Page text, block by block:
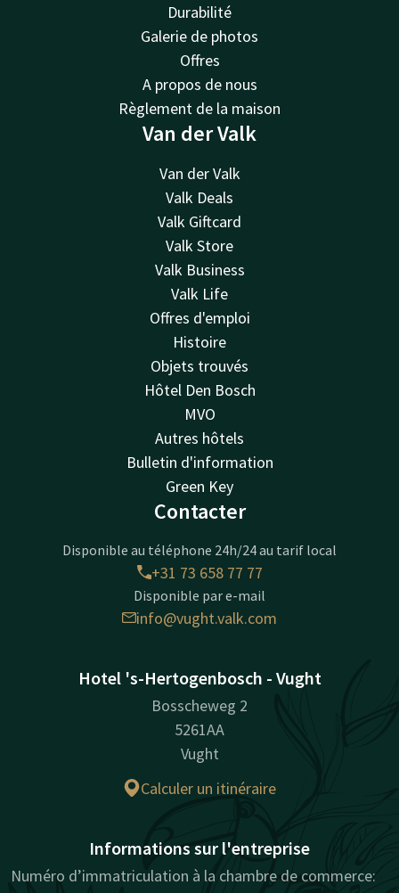
Durabilité
Galerie de photos
Offres
A propos de nous
Règlement de la maison
Van der Valk
Van der Valk
Valk Deals
Valk Giftcard
Valk Store
Valk Business
Valk Life
Offres d'emploi
Histoire
Objets trouvés
Hôtel Den Bosch
MVO
Autres hôtels
Bulletin d'information
Green Key
Contacter
Disponible au téléphone 24h/24 au tarif local
+31 73 658 77 77
Disponible par e-mail
info@vught.valk.com
Hotel 's-Hertogenbosch - Vught
Bosscheweg 2
5261AA
Vught
Calculer un itinéraire
Informations sur l'entreprise
Numéro d’immatriculation à la chambre de commerce: